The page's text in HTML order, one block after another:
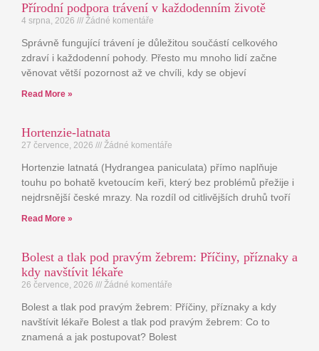
Přírodní podpora trávení v každodenním životě
4 srpna, 2026 Žádné komentáře
Správně fungující trávení je důležitou součástí celkového
zdraví i každodenní pohody. Přesto mu mnoho lidí začne
věnovat větší pozornost až ve chvíli, kdy se objeví
Read More »
Hortenzie-latnata
27 července, 2026 Žádné komentáře
Hortenzie latnatá (Hydrangea paniculata) přímo naplňuje
touhu po bohatě kvetoucím keři, který bez problémů přežije i
nejdrsnější české mrazy. Na rozdíl od citlivějších druhů tvoří
Read More »
Bolest a tlak pod pravým žebrem: Příčiny, příznaky a
kdy navštívit lékaře
26 července, 2026 Žádné komentáře
Bolest a tlak pod pravým žebrem: Příčiny, příznaky a kdy
navštívit lékaře Bolest a tlak pod pravým žebrem: Co to
znamená a jak postupovat? Bolest